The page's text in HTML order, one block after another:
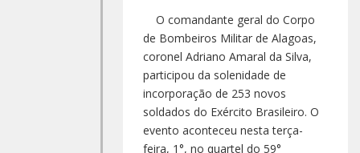
O comandante geral do Corpo
de Bombeiros Militar de Alagoas,
coronel Adriano Amaral da Silva,
participou da solenidade de
incorporação de 253 novos
soldados do Exército Brasileiro. O
evento aconteceu nesta terça-
feira, 1°, no quartel do 59°